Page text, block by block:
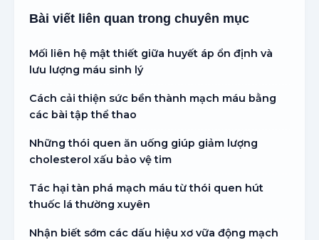
Bài viết liên quan trong chuyên mục
Mối liên hệ mật thiết giữa huyết áp ổn định và
lưu lượng máu sinh lý
Cách cải thiện sức bền thành mạch máu bằng
các bài tập thể thao
Những thói quen ăn uống giúp giảm lượng
cholesterol xấu bảo vệ tim
Tác hại tàn phá mạch máu từ thói quen hút
thuốc lá thường xuyên
Nhận biết sớm các dấu hiệu xơ vữa động mạch